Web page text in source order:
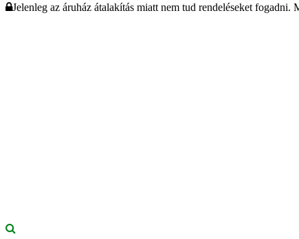
Jelenleg az áruház átalakítás miatt nem tud rendeléseket fogadni.